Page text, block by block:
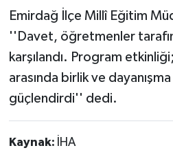
Emirdağ İlçe Millî Eğitim
''Davet, öğretmenler
karşılandı. Program
arasında birlik ve
güçlendirdi'' dedi.
Kaynak: İHA